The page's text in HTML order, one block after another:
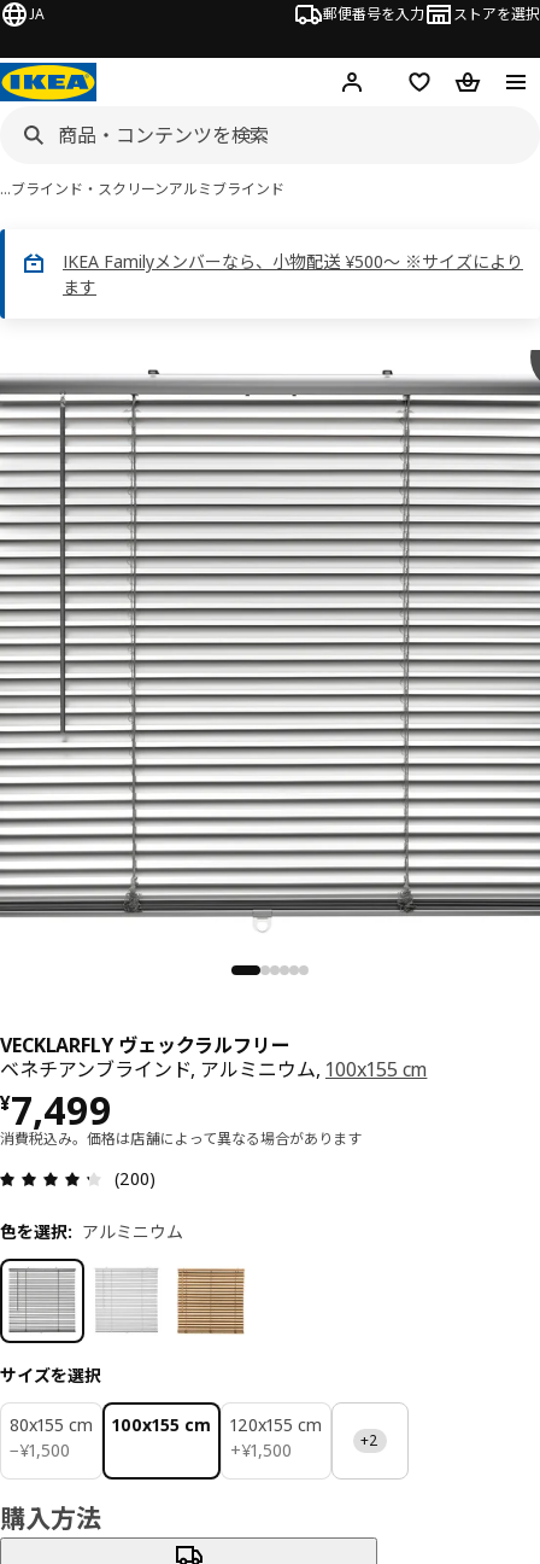
JA 郵便番号を入力 ストアを選択
ログイン・新規入会
欲しいものリスト
カート
…ブラインド・スクリーンアルミブラインド
IKEA Familyメンバーなら、小物配送 ¥500～ ※サイズにより
ます
ヴェックラルフリー画像
キップ
VECKLARFLY ヴェックラルフリー
ベネチアンブラインド, アルミニウム, 100x155 cm
¥7,499
価格 ¥ 7499
消費税込み。価格は店舗によって異なる場合があります
(200)
色を選択: アルミニウム
サイズを選択
80x155 cm
−¥1,500
¥ 1500
100x155 cm
120x155 cm
+¥1,500
¥ 1500 +2
購入方法